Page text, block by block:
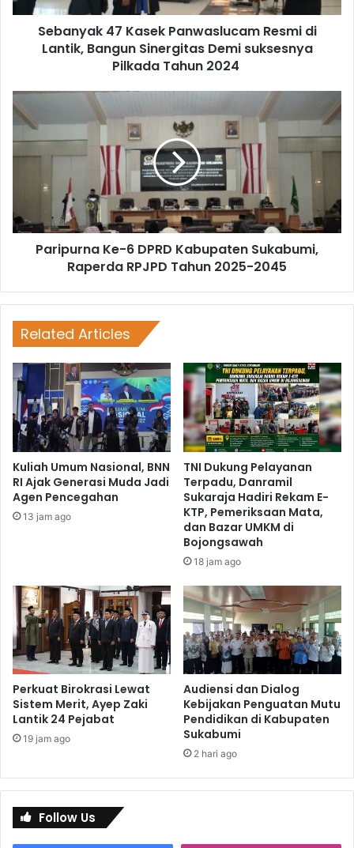
Sebanyak 47 Kasek Panwaslucam Resmi di
Lantik, Bangun Sinergitas Demi suksesnya
Pilkada Tahun 2024
Paripurna Ke-6 DPRD Kabupaten Sukabumi,
Raperda RPJPD Tahun 2025-2045
Related Articles
Kuliah Umum Nasional, BNN
RI Ajak Generasi Muda Jadi
Agen Pencegahan
13 jam ago
TNI Dukung Pelayanan
Terpadu, Danramil
Sukaraja Hadiri Rekam E-
KTP, Pemeriksaan Mata,
dan Bazar UMKM di
Bojongsawah
18 jam ago
Perkuat Birokrasi Lewat
Sistem Merit, Ayep Zaki
Lantik 24 Pejabat
19 jam ago
Audiensi dan Dialog
Kebijakan Penguatan Mutu
Pendidikan di Kabupaten
Sukabumi
2 hari ago
Follow Us